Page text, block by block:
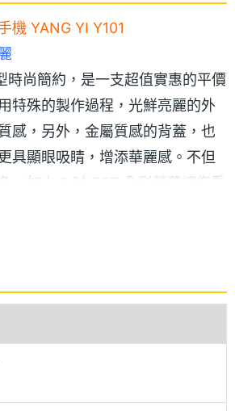
機 YANG YI Y101
時尚簡約，是一支超值實惠的平價
特殊的製作過程，光鮮亮麗的外
感，另外，金屬質感的背蓋，也
具顯眼吸睛，增添華麗感。不但
，加上 2 吋 TFT 全彩螢幕讓您看
特別強調內建的喇叭音效，更能
時置入 2 張 GSM 系統的 SIM
何一方的來電，還能免除購買另
及一次帶二支手機的不方便。也
式，暫時成為單卡帶機模式，清